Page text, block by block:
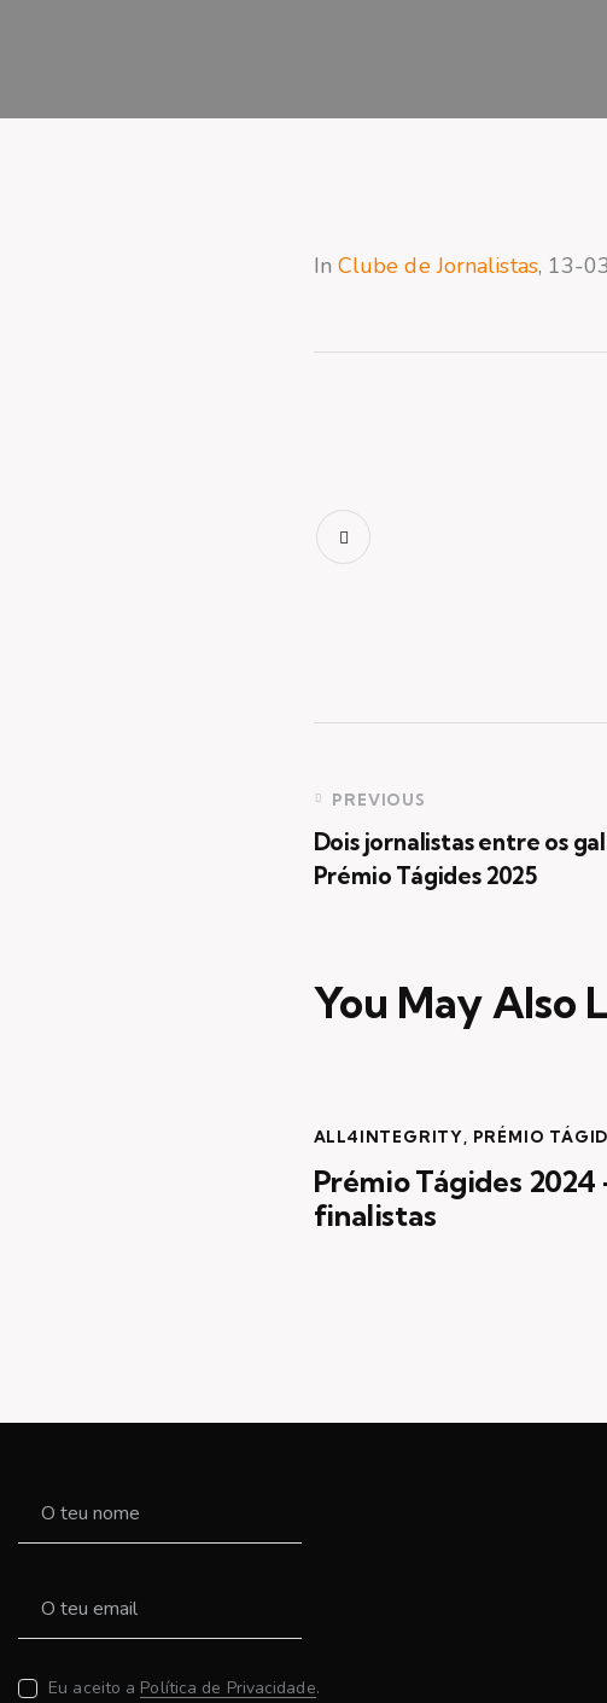
In Clube de Jornalistas, 13-
Navegação
de
PREVIOUS
Dois jornalistas entre os
Prémio Tágides 2025
You May Also
ALL4INTEGRITY, PRÉMIO
Prémio Tágides 2024
finalistas
Eu aceito a Política de Privacidade.